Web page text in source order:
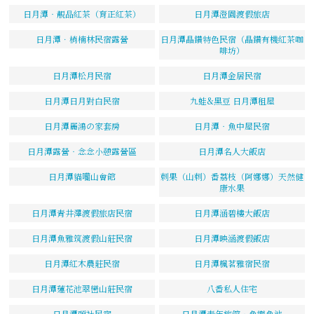
日月潭‧靚品紅茶（育正紅茶） 日月潭澄園渡假旅店
日月潭．梢楠林民宿露營
日月潭晶鑽特色民宿（晶鑽有機紅茶咖
啡坊）
日月潭松月民宿 日月潭金居民宿
日月潭日月對白民宿 九蛙&黑豆 日月潭租屋
日月潭麗鴻の家套房 日月潭‧魚中屋民宿
日月潭露營‧念念小憩露營區 日月潭名人大飯店
日月潭貓囒山會館
刺果（山刺）番荔枝（阿娜娜）天然健
康水果
日月潭青井澤渡假旅店民宿 日月潭涵碧樓大飯店
日月潭魚雅筑渡假山莊民宿 日月潭映涵渡假飯店
日月潭紅木農莊民宿 日月潭楓茗雅宿民宿
日月潭蓮花池翠巒山莊民宿 八番私人住宅